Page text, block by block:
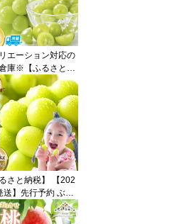
市 20745497] シ
マスカット ブド
う 葡萄 フルーツ
だもの 旬 山梨 ギ
エーション対応の
庫※【ふるさと納
【2026年発送】 訳
ャインマスカット
付 小房 1kg [REG
梨県 韮崎市 2074
訳アリ ワケあり 理
わけあり シャイ
カット ブドウ ぶ
萄 フルーツ 果物
るさと納税】 【202
送】先行予約 ぶど
インマスカット
(2〜2.5房) 【冷